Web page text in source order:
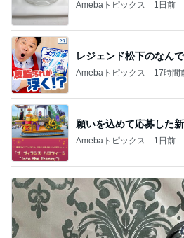
Amebaトピックス 1日前
レジェンド松下のなん
Amebaトピックス 17時間
願いを込めて応募した
Amebaトピックス 1日前